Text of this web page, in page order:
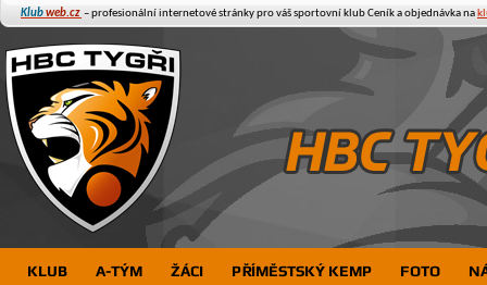
Klubweb.cz – profesionální internetové stránky pro váš sportovní klubCeník a objednávka na
KLUB A-TÝM ŽÁCI PŘÍMĚSTSKÝ KEMP FOTO